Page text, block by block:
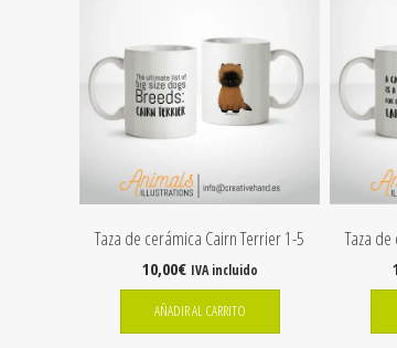
Taza de cerámica Cairn Terrier 1-5
10,00€ IVA incluido
AÑADIR AL CARRITO
Taza